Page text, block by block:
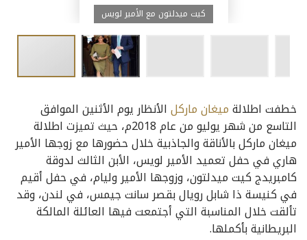
كيت ميدلتون مع الأمير لويس
خطفت اطلالةميغان ماركلالأنظار يوم الأثنين الموافق
التاسع من شهر يوليو من عام 2018م، حيث تميزت اطلالة
ميغان ماركل بالأناقة والجاذبية خلال حضورها مع زوجها الأمير
هاري في حفل تعميد الأمير لويس، الأبن الثالث لدوقة
كامبريدج كيت ميدلتون، وزوجها الأمير وليام، في حفل أقيم
في كنيسة ذا شابل رويال بقصر سانت جيمس، في لندن، وقد
تألقت خلال المناسبة التي أجتمعت فيها العائلة المالكة
البريطانية بأكملها.